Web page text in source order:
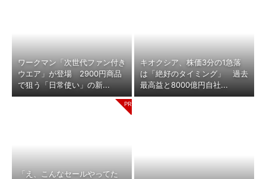
ワークマン「次世代ファン付き
ウエア」が登場 2900円商品
で狙う「日常使い」の新...
キオクシア、株価3分の1急落
は「絶好のタイミング」 過去
最高益と8000億円自社...
「え、こんなセールやってた